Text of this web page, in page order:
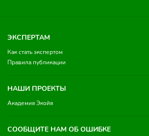
ЭКСПЕРТАМ
Как стать экспертом
Правила публикации
НАШИ ПРОЕКТЫ
Академия Экойя
СООБЩИТЕ НАМ ОБ ОШИБКЕ